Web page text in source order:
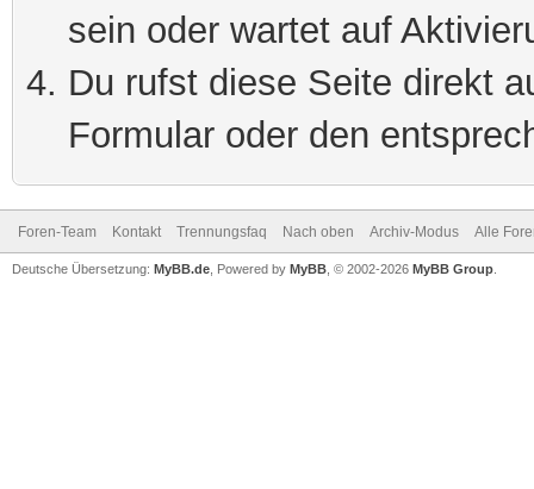
sein oder wartet auf
Du rufst diese Seite direkt
Formular oder den
Foren-Team Kontakt Trennungsfaq Nach oben Archiv-Modus Alle
Deutsche Übersetzung: MyBB.de , Powered by MyBB , © 2002-2026 MyBB Group